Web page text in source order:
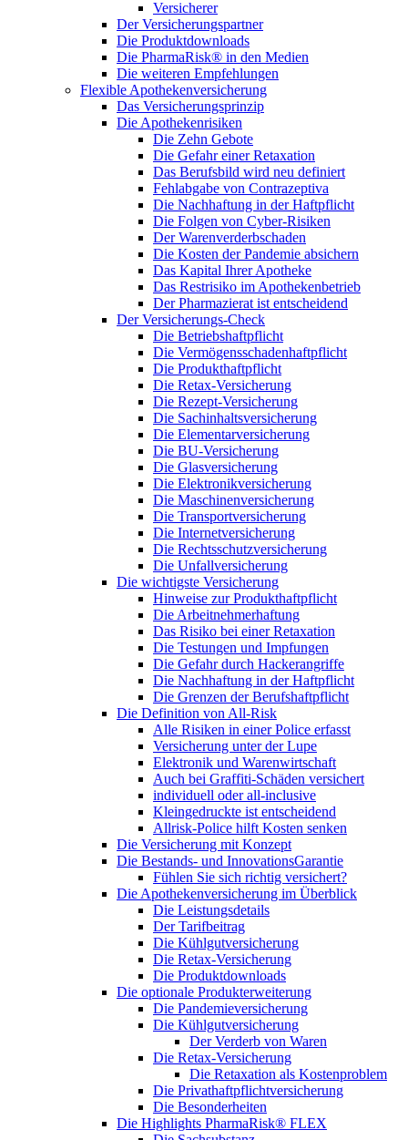
Versicherer
Der Versicherungspartner
Die Produktdownloads
Die PharmaRisk® in den Medien
Die weiteren Empfehlungen
Flexible Apothekenversicherung
Das Versicherungsprinzip
Die Apothekenrisiken
Die Zehn Gebote
Die Gefahr einer Retaxation
Das Berufsbild wird neu definiert
Fehlabgabe von Contrazeptiva
Die Nachhaftung in der Haftpflicht
Die Folgen von Cyber-Risiken
Der Warenverderbschaden
Die Kosten der Pandemie absichern
Das Kapital Ihrer Apotheke
Das Restrisiko im Apothekenbetrieb
Der Pharmazierat ist entscheidend
Der Versicherungs-Check
Die Betriebshaftpflicht
Die Vermögensschadenhaftpflicht
Die Produkthaftpflicht
Die Retax-Versicherung
Die Rezept-Versicherung
Die Sachinhaltsversicherung
Die Elementarversicherung
Die BU-Versicherung
Die Glasversicherung
Die Elektronikversicherung
Die Maschinenversicherung
Die Transportversicherung
Die Internetversicherung
Die Rechtsschutzversicherung
Die Unfallversicherung
Die wichtigste Versicherung
Hinweise zur Produkthaftpflicht
Die Arbeitnehmerhaftung
Das Risiko bei einer Retaxation
Die Testungen und Impfungen
Die Gefahr durch Hackerangriffe
Die Nachhaftung in der Haftpflicht
Die Grenzen der Berufshaftpflicht
Die Definition von All-Risk
Alle Risiken in einer Police erfasst
Versicherung unter der Lupe
Elektronik und Warenwirtschaft
Auch bei Graffiti-Schäden versichert
individuell oder all-inclusive
Kleingedruckte ist entscheidend
Allrisk-Police hilft Kosten senken
Die Versicherung mit Konzept
Die Bestands- und InnovationsGarantie
Fühlen Sie sich richtig versichert?
Die Apothekenversicherung im Überblick
Die Leistungsdetails
Der Tarifbeitrag
Die Kühlgutversicherung
Die Retax-Versicherung
Die Produktdownloads
Die optionale Produkterweiterung
Die Pandemieversicherung
Die Kühlgutversicherung
Der Verderb von Waren
Die Retax-Versicherung
Die Retaxation als Kostenproblem
Die Privathaftpflichtversicherung
Die Besonderheiten
Die Highlights PharmaRisk® FLEX